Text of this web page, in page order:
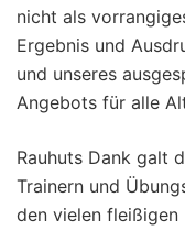
nicht als
Ergebnis und
und unseres
Angebots für alle
Rauhuts Dank galt
Trainern und
den vielen